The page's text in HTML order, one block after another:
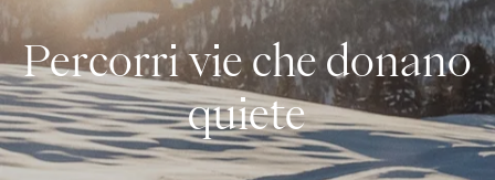
Inverno
Ciaspole & Sci alpinismo
Sci di fondo
Percorri vie che donano
quiete